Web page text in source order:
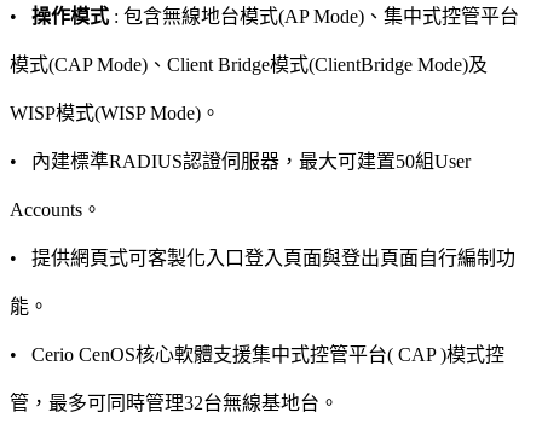
• 操作模式 : 包含無線地台模式(AP Mode)、集中式控管平台
模式(CAP Mode)、Client Bridge模式(ClientBridge Mode)及
WISP模式(WISP Mode)。
• 內建標準RADIUS認證伺服器，最大可建置50組User
Accounts。
• 提供網頁式可客製化入口登入頁面與登出頁面自行編制功
能。
• Cerio CenOS核心軟體支援集中式控管平台( CAP )模式控
管，最多可同時管理32台無線基地台。